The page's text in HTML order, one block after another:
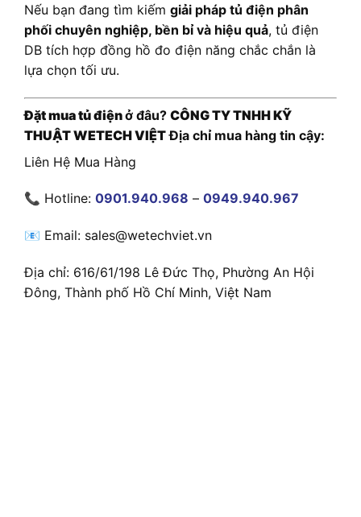
Nếu bạn đang tìm kiếm giải pháp tủ điện phân
phối chuyên nghiệp, bền bỉ và hiệu quả, tủ điện
DB tích hợp đồng hồ đo điện năng chắc chắn là
lựa chọn tối ưu.
Đặt mua tủ điệnở đâu? CÔNG TY TNHH KỸ
THUẬT WETECH VIỆTĐịa chỉ mua hàng tin cậy:
Liên Hệ Mua Hàng
📞 Hotline: 0901.940.968 – 0949.940.967
📧 Email: sales@wetechviet.vn
Địa chỉ: 616/61/198 Lê Đức Thọ, Phường An Hội
Đông, Thành phố Hồ Chí Minh, Việt Nam